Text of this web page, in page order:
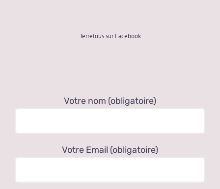
Terretous sur Facebook
Votre nom (obligatoire)
Votre Email (obligatoire)